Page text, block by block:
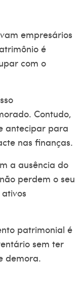
empresários
é
com o
Contudo,
antecipar para
nas finanças.
a ausência do
perdem o seu
patrimonial é
sem ter
demora.